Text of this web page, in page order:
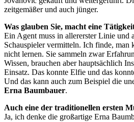
zeitgemäßer und auch jünger.
Was glauben Sie, macht eine
Ein Agent muss in allererster Linie und
Schauspieler vermitteln. Ich finde, man
nicht lernen. Sie sammeln zwar
Wissen, brauchen aber hauptsächlich
Einsatz. Das konnte Elfie und das
Und das kann auch zum Beispiel die
Erna Baumbauer.
Auch eine der traditionellen ersten
Ja, ich denke die großartige Erna